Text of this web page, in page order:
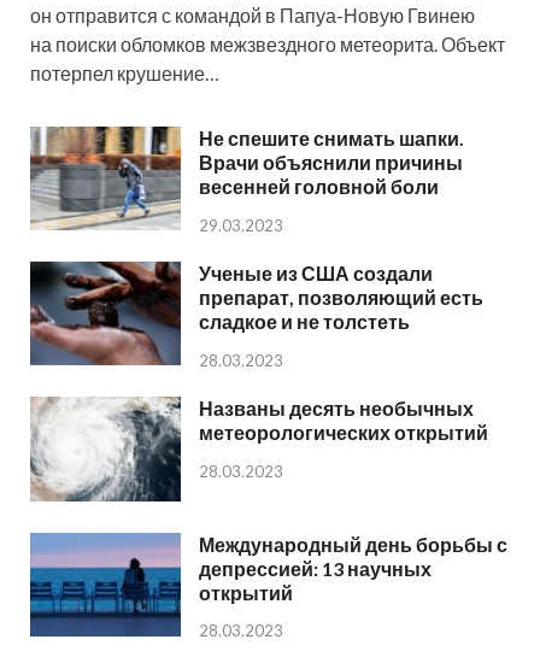
он отправится с командой в Папуа-Новую Гвинею
на поиски обломков межзвездного метеорита. Объект
потерпел крушение…
Не спешите снимать шапки.
Врачи объяснили причины
весенней головной боли
29.03.2023
Ученые из США создали
препарат, позволяющий есть
сладкое и не толстеть
28.03.2023
Названы десять необычных
метеорологических открытий
28.03.2023
Международный день борьбы с
депрессией: 13 научных
открытий
28.03.2023